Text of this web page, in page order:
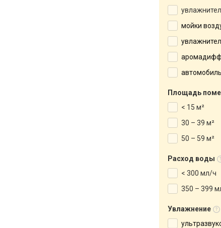
мойки
Площадь
< 15 м²
30 – 39 м²
50 – 59 м²
Расход воды
< 300 мл/ч
350 – 399
Увлажнение